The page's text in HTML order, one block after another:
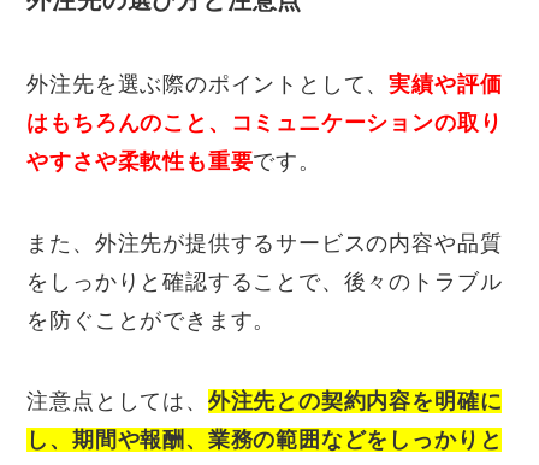
外注先を選ぶ際のポイントとして、実績や評価
はもちろんのこと、コミュニケーションの取り
やすさや柔軟性も重要です。
また、外注先が提供するサービスの内容や品質
をしっかりと確認することで、後々のトラブル
を防ぐことができます。
注意点としては、 外注先との契約内容を明確に
し、期間や報酬、業務の範囲などをしっかりと